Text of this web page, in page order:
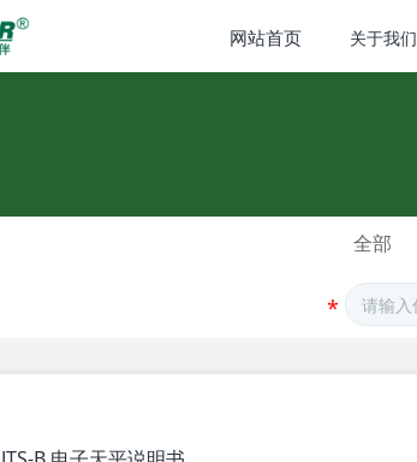
网站首页 关于我们
全部